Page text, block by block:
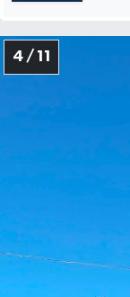
4 / 11